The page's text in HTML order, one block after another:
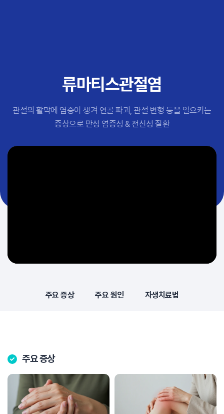
#교통사고후유증 #허리디스크
#추나요법
류마티스관절염
관절의 활막에 염증이 생겨 연골 파괴, 관절 변형 등을 일으키는
증상으로 만성 염증성 & 전신성 질환
주요 증상 주요 원인 자생치료법
주요 증상